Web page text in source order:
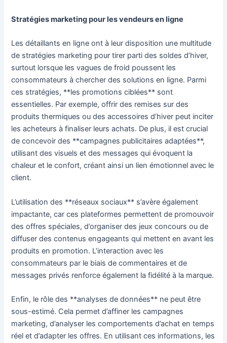
Stratégies marketing pour les vendeurs en ligne
Les détaillants en ligne ont à leur disposition une multitude
de stratégies marketing pour tirer parti des soldes d’hiver,
surtout lorsque les vagues de froid poussent les
consommateurs à chercher des solutions en ligne. Parmi
ces stratégies, **les promotions ciblées** sont
essentielles. Par exemple, offrir des remises sur des
produits thermiques ou des accessoires d’hiver peut inciter
les acheteurs à finaliser leurs achats. De plus, il est crucial
de concevoir des **campagnes publicitaires adaptées**,
utilisant des visuels et des messages qui évoquent la
chaleur et le confort, créant ainsi un lien émotionnel avec le
client.
L’utilisation des **réseaux sociaux** s’avère également
impactante, car ces plateformes permettent de promouvoir
des offres spéciales, d’organiser des jeux concours ou de
diffuser des contenus engageants qui mettent en avant les
produits en promotion. L’interaction avec les
consommateurs par le biais de commentaires et de
messages privés renforce également la fidélité à la marque.
Enfin, le rôle des **analyses de données** ne peut être
sous-estimé. Cela permet d’affiner les campagnes
marketing, d’analyser les comportements d’achat en temps
réel et d’adapter les offres. En utilisant ces informations, les